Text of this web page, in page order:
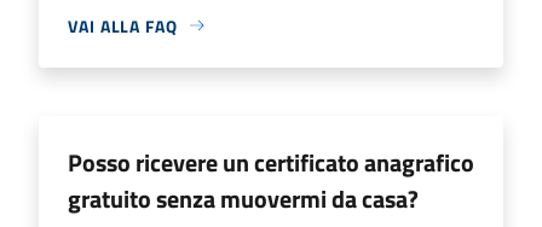
VAI ALLA FAQ
Posso ricevere un certificato anagrafico
gratuito senza muovermi da casa?